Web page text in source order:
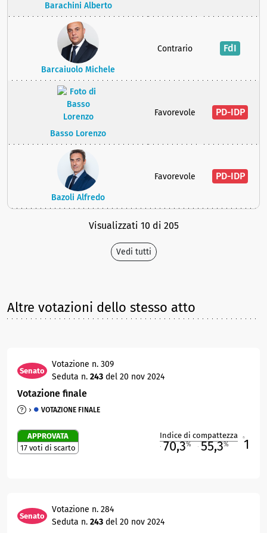
Barachini Alberto
Barcaiuolo Michele
Contrario FdI
Basso Lorenzo
Favorevole PD-IDP
Bazoli Alfredo
Favorevole PD-IDP
Visualizzati 10 di 205
Vedi tutti
Altre votazioni dello stesso atto
Senato
Votazione n. 309
Seduta n. 243 del 20 nov 2024
Votazione finale
VOTAZIONE FINALE
APPROVATA
17 voti di scarto
Indice di compattezza
70,3% 55,3% 1
Senato
Votazione n. 284
Seduta n. 243 del 20 nov 2024